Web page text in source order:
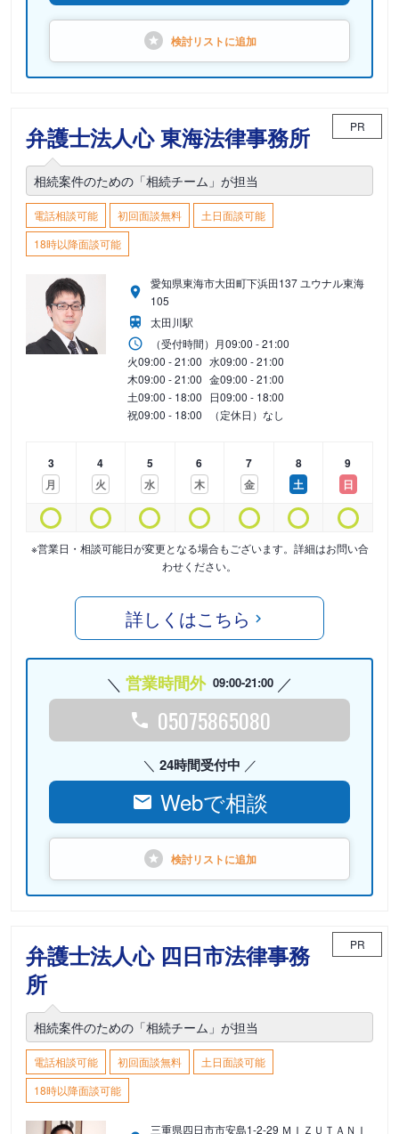
検討リストに追加
弁護士法人心 東海法律事務所 PR
相続案件のための「相続チーム」が担当
電話相談可能 初回面談無料
土日面談可能
18時以降面談可能
愛知県東海市大田町下浜田137 ユウナル東海
105
太田川駅
（受付時間） 月09:00 - 21:00
火09:00 - 21:00 水09:00 - 21:00
木09:00 - 21:00 金09:00 - 21:00
土09:00 - 18:00 日09:00 - 18:00
祝09:00 - 18:00 （定休日）なし
3
月
4
火
5
水
6
木
7
金
8
土
9
日
※営業日・相談可能日が変更となる場合もございます。詳細はお問い合
わせください。
詳しくはこちら
営業時間外 09:00-21:00
05075865080
24時間受付中
Webで相談
検討リストに追加
弁護士法人心 四日市法律事務
所
PR
相続案件のための「相続チーム」が担当
電話相談可能 初回面談無料
土日面談可能
18時以降面談可能
三重県四日市市安島1-2-29 ＭＩＺＵＴＡＮＩ